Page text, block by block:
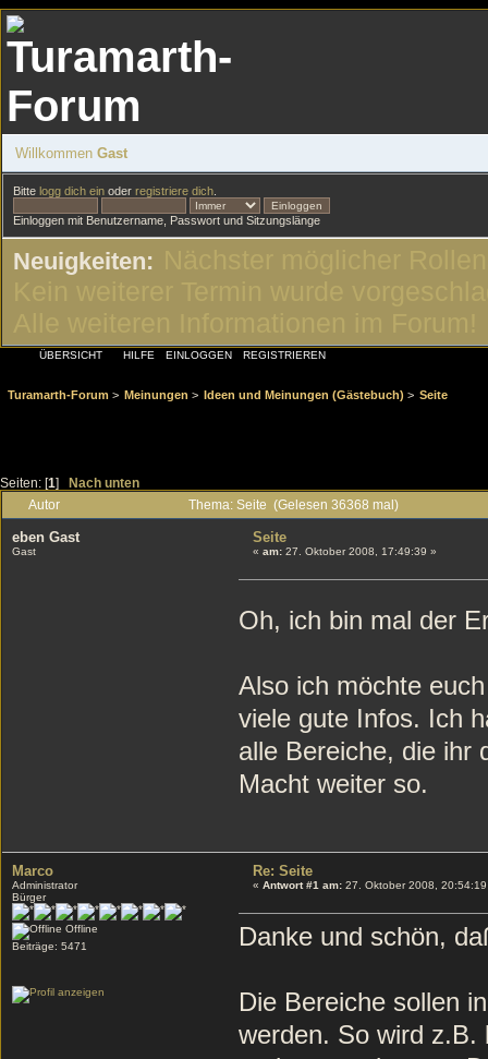
Willkommen Gast
Bitte logg dich einoder registriere dich.
Einloggen mit Benutzername, Passwort und Sitzungslänge
Neuigkeiten:
ÜBERSICHT HILFE EINLOGGEN REGISTRIEREN
Turamarth-Forum > Meinungen > Ideen und Meinungen (Gästebuch) > Seite
Seiten: [1] Nach unten
Autor Thema: Seite (Gelesen 36368 mal)
eben Gast
Gast
Seite
« am:27. Oktober 2008, 17:49:39 »
Oh, ich bin mal der
Also ich möchte
viele gute Infos. Ich
alle Bereiche, die ihr
Macht weiter so.
Marco
Administrator
Bürger
Offline
Beiträge: 5471
Re: Seite
« Antwort #1 am:27. Oktober 2008, 20:54:19
Danke und schön,
Die Bereiche sollen
werden. So wird z.B.